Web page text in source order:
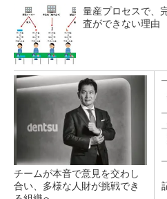
量産プロセスで、
査ができない理由
チームが本音で意見を交わし
合い、多様な人財が挑戦でき